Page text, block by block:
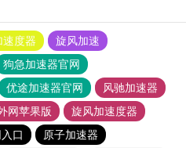
速度器
旋风加速
狗急加速器官网
优途加速器官网
风驰加速器
网苹果版
旋风加速度器
口
原子加速器